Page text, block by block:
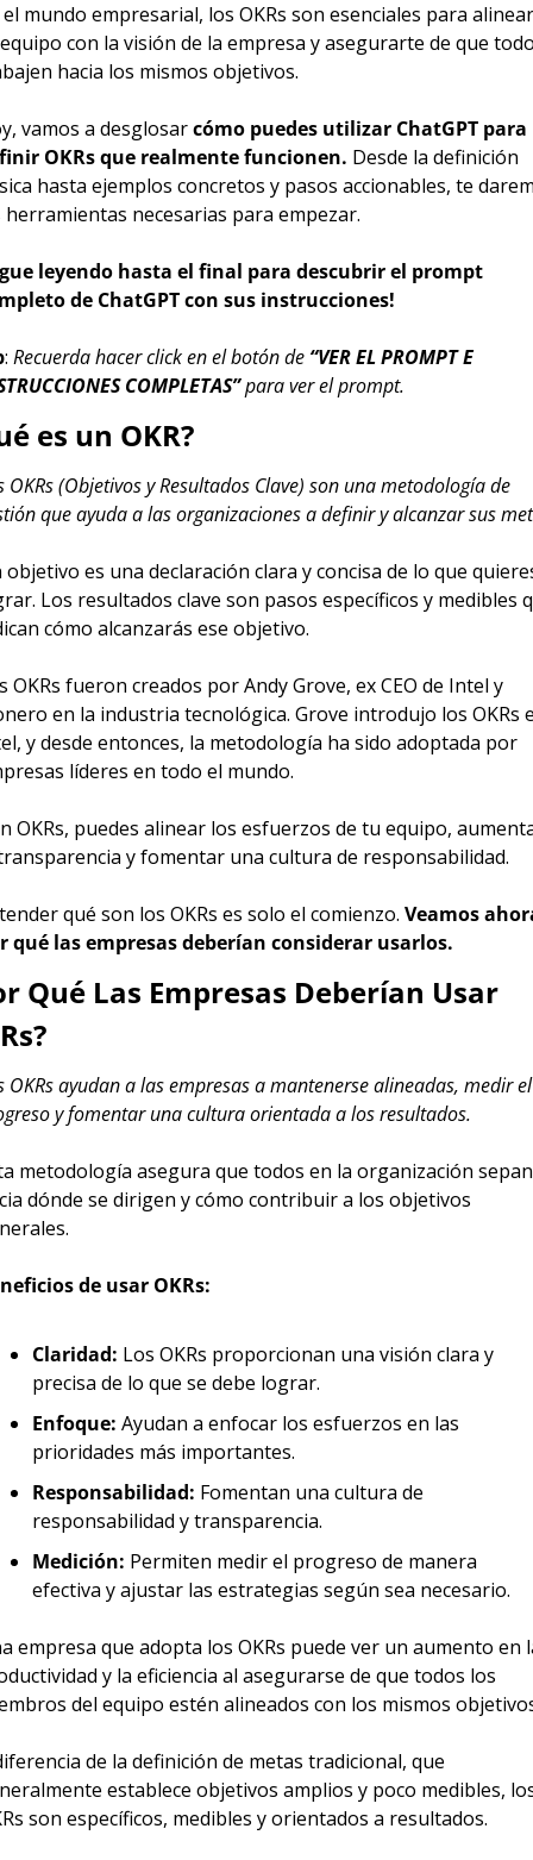
el mundo empresarial, los OKRs son esenciales para
con la visión de la empresa y asegurarte de que
hacia los mismos objetivos.
vamos a desglosar cómo puedes utilizar ChatGPT para
OKRs que realmente funcionen. Desde la definición
hasta ejemplos concretos y pasos accionables, te
herramientas necesarias para empezar.
leyendo hasta el final para descubrir el prompt
de ChatGPT con sus instrucciones!
: Recuerda hacer click en el botón de “VER EL PROMPT E
COMPLETAS” para ver el prompt.
es un OKR?
OKRs (Objetivos y Resultados Clave) son una metodología de
objetivo es una declaración clara y concisa de lo que
Los resultados clave son pasos específicos y medibles
cómo alcanzarás ese objetivo.
OKRs fueron creados por Andy Grove, ex CEO de Intel y
en la industria tecnológica. Grove introdujo los OKRs
y desde entonces, la metodología ha sido adoptada por
líderes en todo el mundo.
OKRs, puedes alinear los esfuerzos de tu equipo,
y fomentar una cultura de responsabilidad.
qué son los OKRs es solo el comienzo. Veamos
qué las empresas deberían considerar usarlos.
Qué Las Empresas Deberían Usar
OKRs ayudan a las empresas a mantenerse alineadas, medir el
y fomentar una cultura orientada a los resultados.
metodología asegura que todos en la organización sepan
dónde se dirigen y cómo contribuir a los objetivos
de usar OKRs:
Claridad: Los OKRs proporcionan una visión clara y
precisa de lo que se debe lograr.
Enfoque: Ayudan a enfocar los esfuerzos en las
prioridades más importantes.
Responsabilidad: Fomentan una cultura de
responsabilidad y transparencia.
Medición: Permiten medir el progreso de manera
efectiva y ajustar las estrategias según sea necesario.
empresa que adopta los OKRs puede ver un aumento en
y la eficiencia al asegurarse de que todos los
del equipo estén alineados con los mismos
de la definición de metas tradicional, que
establece objetivos amplios y poco medibles,
son específicos, medibles y orientados a resultados.